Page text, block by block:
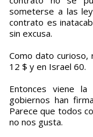
someterse a las
contrato es
sin excusa.
Como dato curioso,
12 $ y en Israel 60.
Entonces viene
gobiernos han
Parece que todos
no nos gusta.